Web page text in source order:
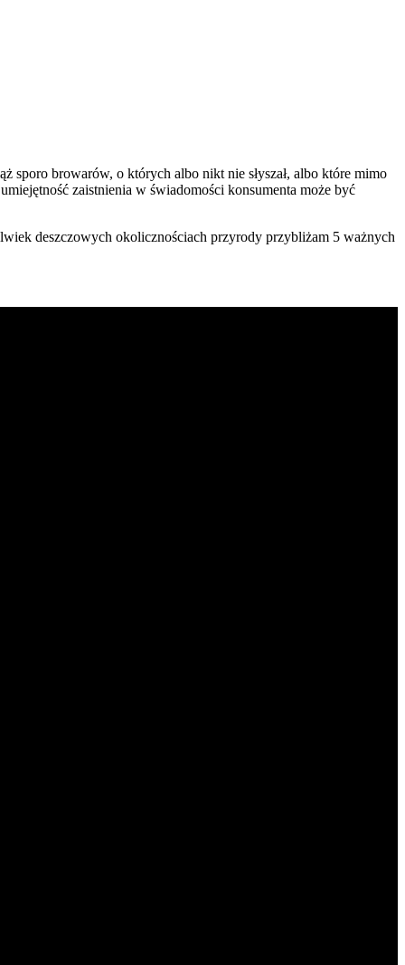
sporo browarów, o których albo nikt nie słyszał, albo które mimo
zaistnienia w świadomości konsumenta może być
deszczowych okolicznościach przyrody przybliżam 5 ważnych